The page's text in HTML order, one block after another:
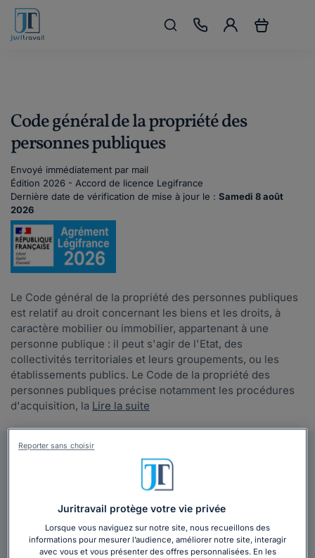
Code général de la propriété des
personnes publiques
Envoyé immédiatement par mail
Édition 2026 - Accord de licence Legifrance
Dernière date de vérification de mise à jour le : Samedi 8 août
2026
Le Code général de la propriété des personnes publiques
est relatif au droit concernant les biens et les droits, à
caractère mobilier ou immobilier, appartenant à une
personne publique : il peut s'agir de l'Etat, des
collectivités territoriales et leurs groupements, ou les
établissements publics. Le Code de la propriété des
personnes publiques précise notamment les procédures
d'acquisition, la Lire la suite
9,38€ HT
publiques au format PDF inclut :
Index clair et pratique
10 idées reçues en droit du travail
Juritravail protège votre vie privée
Lorsque vous naviguez sur notre site, nous recueillons des
informations pour mesurer l’audience, améliorer notre site, interagir
avec vous et vous présenter des offres personnalisées. En les
Reporter sans choisir